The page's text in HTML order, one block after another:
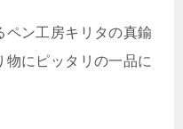
ペン工房キリタの真鍮
にピッタリの一品に